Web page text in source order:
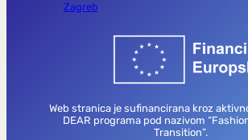
Zagreb
Web stranica je sufinancirana kroz
DEAR programa pod nazivom
Transition”.